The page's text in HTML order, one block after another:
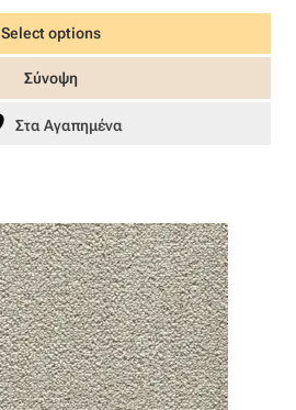
Select options
Σύνοψη
Στα Αγαπημένα